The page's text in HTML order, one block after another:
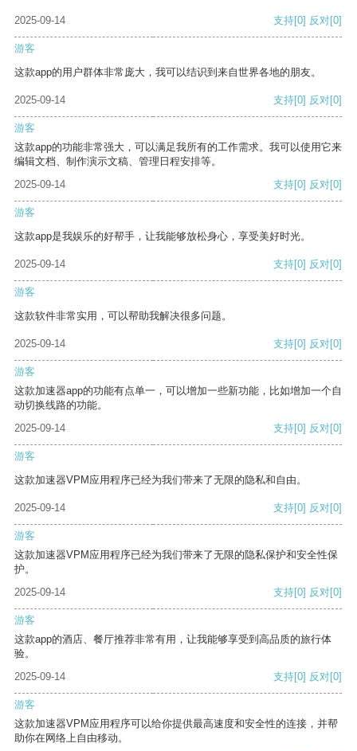
2025-09-14 支持[0] 反对[0]
游客
这款app的用户群体非常庞大，我可以结识到来自世界各地的朋友。
2025-09-14 支持[0] 反对[0]
游客
这款app的功能非常强大，可以满足我所有的工作需求。我可以使用它来
编辑文档、制作演示文稿、管理日程安排等。
2025-09-14
支持[0] 反对[0]
游客
这款app是我娱乐的好帮手，让我能够放松身心，享受美好时光。
2025-09-14 支持[0] 反对[0]
游客
这款软件非常实用，可以帮助我解决很多问题。
2025-09-14 支持[0] 反对[0]
游客
这款加速器app的功能有点单一，可以增加一些新功能，比如增加一个自
动切换线路的功能。
2025-09-14
支持[0] 反对[0]
游客
这款加速器VPM应用程序已经为我们带来了无限的隐私和自由。
2025-09-14 支持[0] 反对[0]
游客
这款加速器VPM应用程序已经为我们带来了无限的隐私保护和安全性保
护。
2025-09-14
支持[0] 反对[0]
游客
这款app的酒店、餐厅推荐非常有用，让我能够享受到高品质的旅行体
验。
2025-09-14
支持[0] 反对[0]
游客
这款加速器VPM应用程序可以给你提供最高速度和安全性的连接，并帮
助你在网络上自由移动。